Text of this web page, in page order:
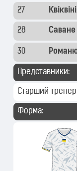
27
28 Саване
30
Представники:
Старший тренер
Форма: